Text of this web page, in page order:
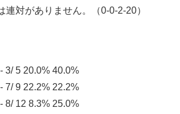
連対がありません。（0-0-2-20）
3/ 5 20.0% 40.0%
7/ 9 22.2% 22.2%
8/ 12 8.3% 25.0%